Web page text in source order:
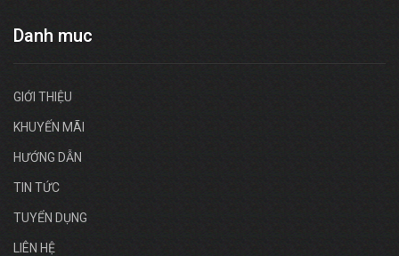
Danh muc
GIỚI THIỆU
KHUYẾN MÃI
HƯỚNG DẪN
TIN TỨC
TUYỂN DỤNG
LIÊN HỆ